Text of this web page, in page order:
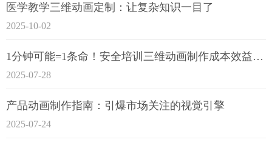
医学教学三维动画定制：让复杂知识一目了
2025-10-02
1分钟可能=1条命！安全培训三维动画制作成本效益深度拆解
2025-07-28
产品动画制作指南：引爆市场关注的视觉引擎
2025-07-24